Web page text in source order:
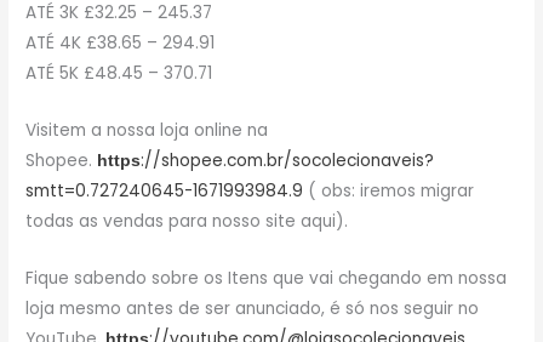
ATÉ 3K £32.25 – 245.37
ATÉ 4K £38.65 – 294.91
ATÉ 5K £48.45 – 370.71
Visitem a nossa loja online na
Shopee. https://shopee.com.br/socolecionaveis?
smtt=0.727240645-1671993984.9 ( obs: iremos migrar
todas as vendas para nosso site aqui).
Fique sabendo sobre os Itens que vai chegando em nossa
loja mesmo antes de ser anunciado, é só nos seguir no